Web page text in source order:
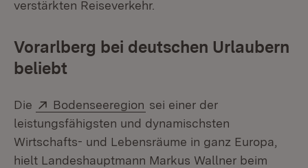
verstärkten Reiseverkehr.
Vorarlberg bei deutschen Urlaubern
beliebt
Die Extern:
Bodenseeregion (Öffnet in neuem Fenster)
sei einer der
leistungsfähigsten und dynamischsten
Wirtschafts- und Lebensräume in ganz Europa,
hielt Landeshauptmann Markus Wallner beim